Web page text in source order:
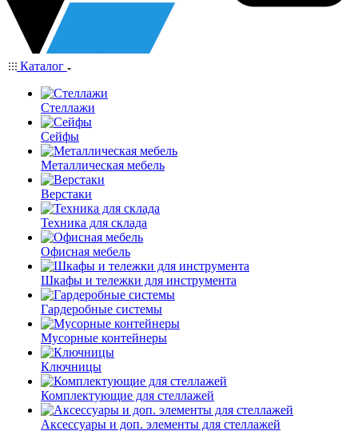
Каталог
Стеллажи
Сейфы
Металлическая мебель
Верстаки
Техника для склада
Офисная мебель
Шкафы и тележки для инструмента
Гардеробные системы
Мусорные контейнеры
Ключницы
Комплектующие для стеллажей
Аксессуары и доп. элементы для стеллажей